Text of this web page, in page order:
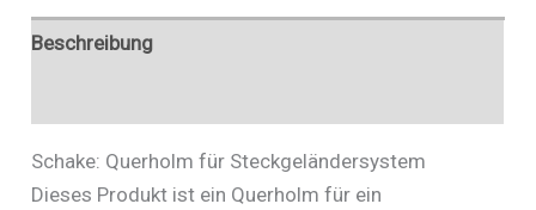
Beschreibung
Schake: Querholm für Steckgeländersystem
Dieses Produkt ist ein Querholm für ein